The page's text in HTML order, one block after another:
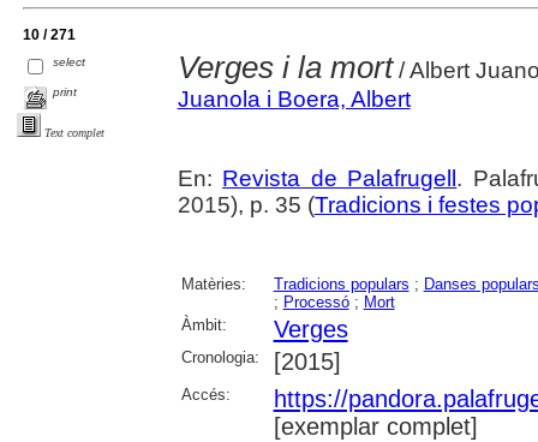
10 / 271
select
print
Text complet
Verges i la mort/ Albert
Juanola i Boera, Albert
En: Revista de Palafrugell .
2015), p. 35 (Tradicions i festes
Matèries: Tradicions populars ; Danses
; Processó; Mort
Àmbit:
Verges
Cronologia: [2015]
Accés:
https://
[exemplar complet]